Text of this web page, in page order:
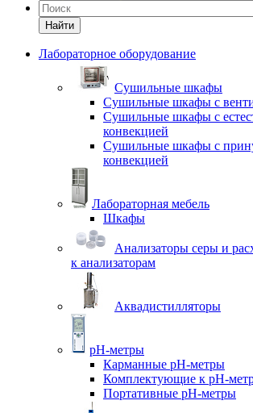
Найти
Лабораторное оборудование
Cушильные шкафы
Сушильные шкафы с
Сушильные шкафы с
конвекцией
Сушильные шкафы с
конвекцией
Лабораторная мебель
Шкафы
Анализаторы серы и
к анализаторам
Аквадистилляторы
pH-метры
Карманные pH-метры
Комплектующие к pH-
Портативные pH-метры